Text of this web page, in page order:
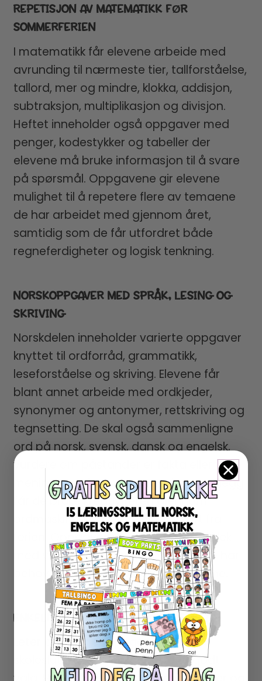
REPETISJON AV MATEMATIKK FØR
SOMMERFERIEN
I matematikk får elevene arbeide med
avrunding til nærmeste tier, tallforståelse,
tallord, mer og mindre, klokka, addisjon,
subtraksjon, multiplikasjon og divisjon.
Heftet inneholder også oppgaver med
penger, kodestykker og tabeller der
elevene må bruke informasjon til å svare
på spørsmål. Oppgavene gir elevene
mulighet til å repetere flere av temaene
de har arbeidet med gjennom året,
samtidig som de får utfordret både
regneferdigheter og logisk tenkning.
NORSKOPPGAVER MED SPRÅK, LESING OG
SKRIVING
Norskdelen inneholder varierte oppgaver
knyttet til ordforråd, grammatikk,
leseforståelse og skriving. Elevene får
blant annet arbeide med ordkjeder,
synonymer og antonymer, rettskriving og
tegnsetting. De skal også sammenligne
ord på norsk, svensk, dansk og engelsk,
vurdere om påstander er fakta eller
meninger og lage egne setninger. I tillegg
får de bruke kreativiteten gjennom
ordmaskinen og skrive et postkort fra
ferien. Oppgavene kombinerer språklek
med viktige ferdigheter som elevene har
behov for å mestre videre på trinnene.
ENKELT Å BRUKE DE SISTE SKOLEUKENE
Leter du etter et oppgavehefte til
skoleslutt for 3. trinn, er dette et godt